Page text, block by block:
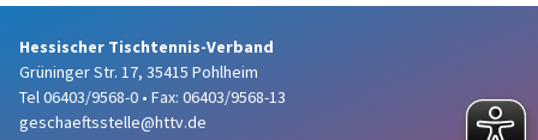
Hessischer Tischtennis-Verband
Grüninger Str. 17, 35415 Pohlheim
Tel 06403/9568-0 • Fax: 06403/9568-13
geschaeftsstelle@httv.de